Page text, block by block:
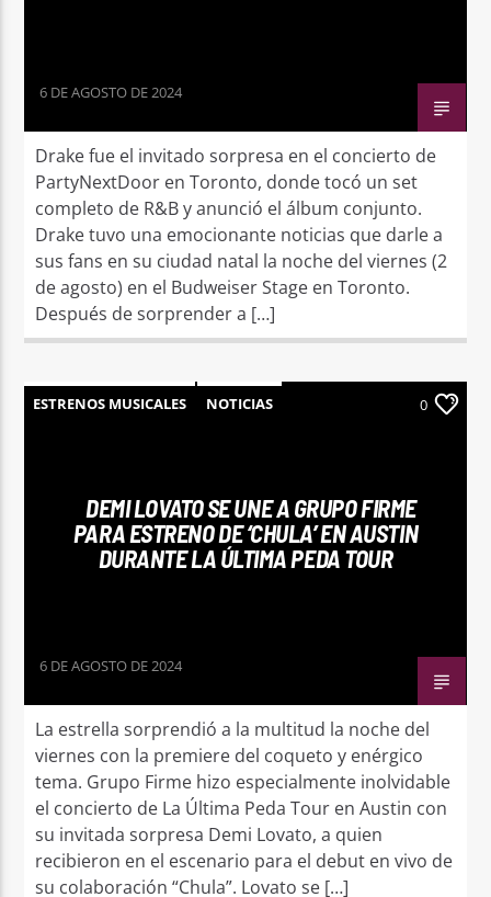
6 DE AGOSTO DE 2024
Drake fue el invitado sorpresa en el concierto de
PartyNextDoor en Toronto, donde tocó un set
completo de R&B y anunció el álbum conjunto.
Drake tuvo una emocionante noticias que darle a
sus fans en su ciudad natal la noche del viernes (2
de agosto) en el Budweiser Stage en Toronto.
Después de sorprender a […]
ESTRENOS MUSICALES NOTICIAS 0
DEMI LOVATO SE UNE A GRUPO FIRME
PARA ESTRENO DE ‘CHULA’ EN AUSTIN
DURANTE LA ÚLTIMA PEDA TOUR
6 DE AGOSTO DE 2024
La estrella sorprendió a la multitud la noche del
viernes con la premiere del coqueto y enérgico
tema. Grupo Firme hizo especialmente inolvidable
el concierto de La Última Peda Tour en Austin con
su invitada sorpresa Demi Lovato, a quien
recibieron en el escenario para el debut en vivo de
su colaboración “Chula”. Lovato se […]